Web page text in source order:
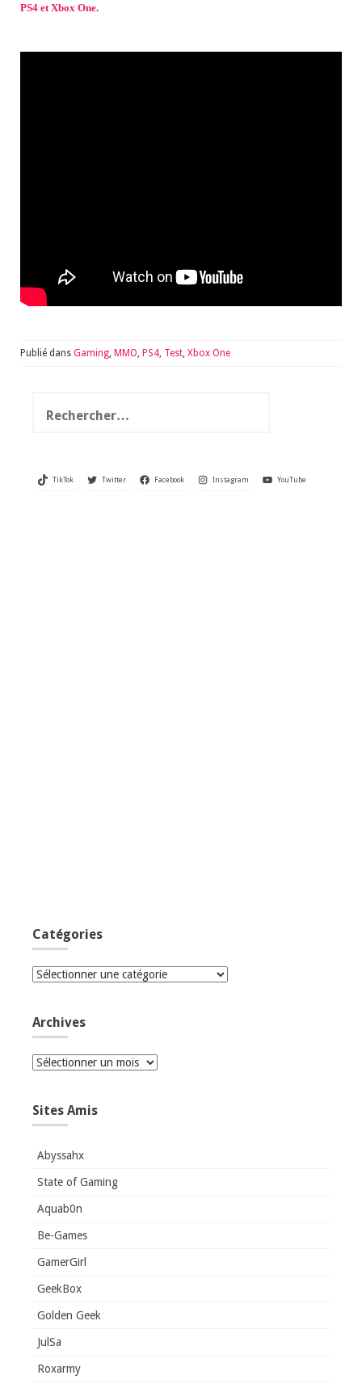
PS4 et Xbox One.
Publié dans Gaming, MMO, PS4, Test, Xbox One
TikTok Twitter Facebook Instagram YouTube
Catégories
Catégories
Archives
Archives
Sites Amis
Abyssahx
State of Gaming
Aquab0n
Be-Games
GamerGirl
GeekBox
Golden Geek
JulSa
Roxarmy